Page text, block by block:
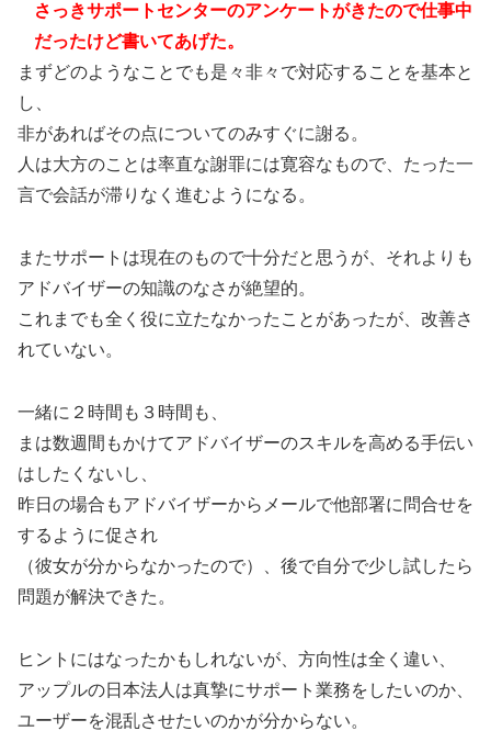
さっきサポートセンターのアンケートがきたので仕事中
だったけど書いてあげた。
まずどのようなことでも是々非々で対応することを基本と
し、
非があればその点についてのみすぐに謝る。
人は大方のことは率直な謝罪には寛容なもので、たった一
言で会話が滞りなく進むようになる。
またサポートは現在のもので十分だと思うが、それよりも
アドバイザーの知識のなさが絶望的。
これまでも全く役に立たなかったことがあったが、改善さ
れていない。
一緒に２時間も３時間も、
まは数週間もかけてアドバイザーのスキルを高める手伝い
はしたくないし、
昨日の場合もアドバイザーからメールで他部署に問合せを
するように促され
（彼女が分からなかったので）、後で自分で少し試したら
問題が解決できた。
ヒントにはなったかもしれないが、方向性は全く違い、
アップルの日本法人は真摯にサポート業務をしたいのか、
ユーザーを混乱させたいのかが分からない。